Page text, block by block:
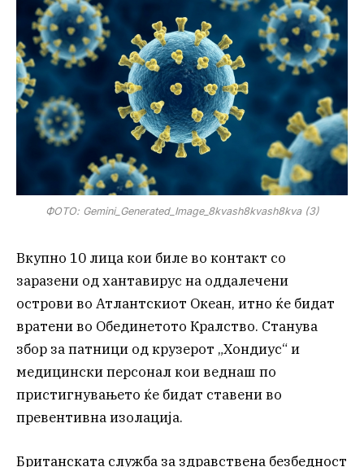
ФОТО: Gemini_Generated_Image_8kvash8kvash8kva (3)
Вкупно 10 лица кои биле во контакт со
заразени од хантавирус на оддалечени
острови во Атлантскиот Океан, итно ќе бидат
вратени во Обединетото Кралство. Станува
збор за патници од крузерот „Хондиус“ и
медицински персонал кои веднаш по
пристигнувањето ќе бидат ставени во
превентивна изолација.
Британската служба за здравствена безбедност